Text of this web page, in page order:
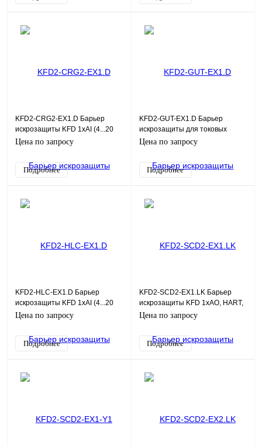
KFD2-CRG2-EX1.D Барьер
искрозащиты KFD 1хAI (4...20
мА), SIL2
Цена по запросу
Подробнее
KFD2-GUT-EX1.D Барьер
искрозащиты для токовых
сигналов, программируемый. 1
Цена по запросу
Подробнее
KFD2-HLC-EX1.D Барьер
искрозащиты KFD 1хAI (4...20
мА), HART
Цена по запросу
Подробнее
KFD2-SCD2-EX1.LK Барьер
искрозащиты KFD 1хAO, HART,
SIL2
Цена по запросу
Подробнее